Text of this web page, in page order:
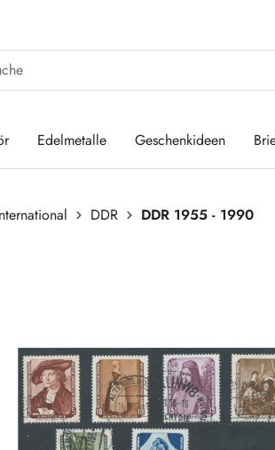
Edelmetalle Geschenkideen
DDR
DDR 1955 - 1990